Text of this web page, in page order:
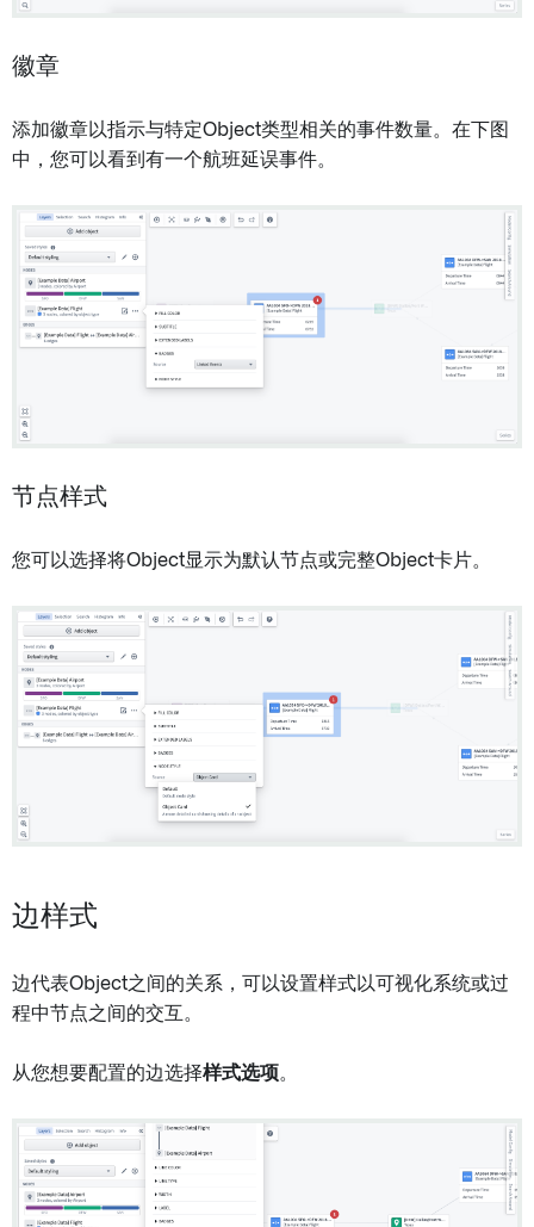
徽章
添加徽章以指示与特定Object类型相关的事件数量。在下图
中，您可以看到有一个航班延误事件。
节点样式
您可以选择将Object显示为默认节点或完整Object卡片。
边样式
边代表Object之间的关系，可以设置样式以可视化系统或过
程中节点之间的交互。
从您想要配置的边选择样式选项。